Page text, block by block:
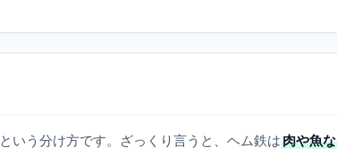
という分け方です。ざっくり言うと、ヘム鉄は肉や魚